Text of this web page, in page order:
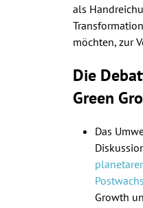
als
möchten, zur
Die
Green
Das
Growth